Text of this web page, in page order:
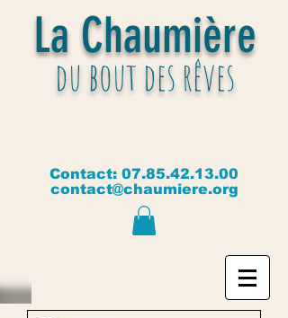
La Chaumière
du bout des rêves
Contact: 07.85.42.13.00
contact@chaumiere.org